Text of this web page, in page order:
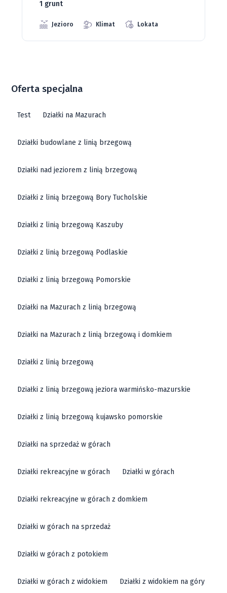
Oferta specjalna
Test Działki na Mazurach
Działki budowlane z linią brzegową
Działki nad jeziorem z linią brzegową
Działki z linią brzegową Bory Tucholskie
Działki z linią brzegową Kaszuby
Działki z linią brzegową Podlaskie
Działki z linią brzegową Pomorskie
Działki na Mazurach z linią brzegową
Działki na Mazurach z linią brzegową i domkiem
Działki z linią brzegową
Działki z linią brzegową jeziora warmińsko-mazurskie
Działki z linią brzegową kujawsko pomorskie
Działki na sprzedaż w górach
Działki rekreacyjne w górach Działki w górach
Działki rekreacyjne w górach z domkiem
Działki w górach na sprzedaż
Działki w górach z potokiem
Działki w górach z widokiem Działki z widokiem na góry